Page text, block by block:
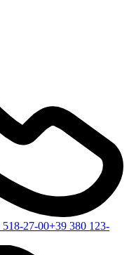
518-27-00+39 380 123-